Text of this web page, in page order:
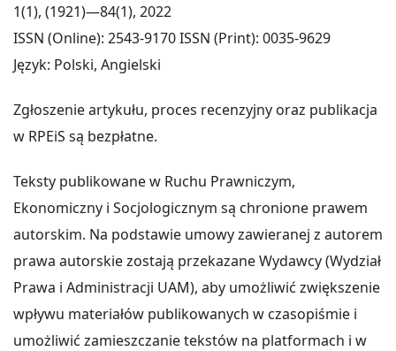
1(1), (1921)—84(1), 2022
ISSN (Online): 2543-9170 ISSN (Print): 0035-9629
Język: Polski, Angielski
Zgłoszenie artykułu, proces recenzyjny oraz publikacja
w RPEiS są bezpłatne.
Teksty publikowane w Ruchu Prawniczym,
Ekonomiczny i Socjologicznym są chronione prawem
autorskim. Na podstawie umowy zawieranej z autorem
prawa autorskie zostają przekazane Wydawcy (Wydział
Prawa i Administracji UAM), aby umożliwić zwiększenie
wpływu materiałów publikowanych w czasopiśmie i
umożliwić zamieszczanie tekstów na platformach i w